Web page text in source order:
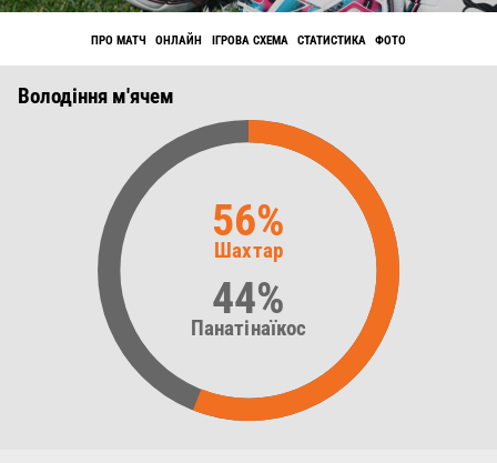
ПРО МАТЧ ОНЛАЙН ІГРОВА СХЕМА СТАТИСТИКА ФОТО
Володіння м'ячем
56%
Шахтар
44%
Панатінаїкос